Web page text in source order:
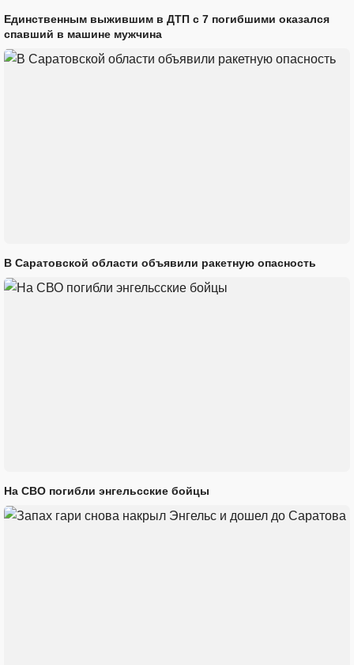
Единственным выжившим в ДТП с 7 погибшими оказался
спавший в машине мужчина
В Саратовской области объявили ракетную опасность
На СВО погибли энгельсские бойцы